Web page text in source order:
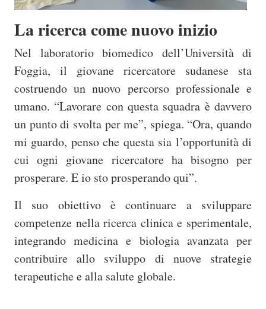
La ricerca come nuovo inizio
Nel laboratorio biomedico dell’Università di
Foggia, il giovane ricercatore sudanese sta
costruendo un nuovo percorso professionale e
umano. “Lavorare con questa squadra è davvero
un punto di svolta per me”, spiega. “Ora, quando
mi guardo, penso che questa sia l’opportunità di
cui ogni giovane ricercatore ha bisogno per
prosperare. E io sto prosperando qui”.
Il suo obiettivo è continuare a sviluppare
competenze nella ricerca clinica e sperimentale,
integrando medicina e biologia avanzata per
contribuire allo sviluppo di nuove strategie
terapeutiche e alla salute globale.